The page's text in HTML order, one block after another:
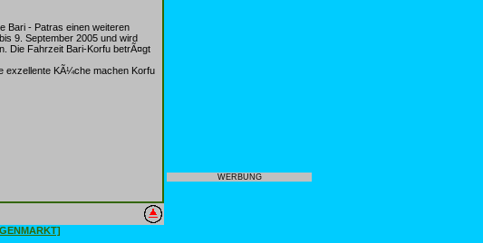
Bari - Patras einen weiteren
9. September 2005 und wird
Die Fahrzeit Bari-Korfu betrÃ¤gt
exzellente KÃ¼che machen Korfu
WERBUNG